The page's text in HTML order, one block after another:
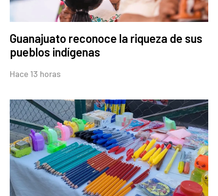
Guanajuato reconoce la riqueza de sus
pueblos indígenas
Hace 13 horas